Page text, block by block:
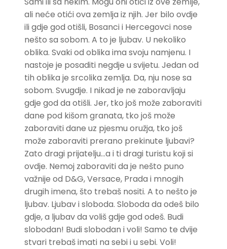
ali neće otići ova zemlja iz njih. Jer bilo ovdje
ili gdje god otišli, Bosanci i Hercegovci nose
nešto sa sobom. A to je ljubav. U nekoliko
oblika. Svaki od oblika ima svoju namjenu. I
nastoje je posaditi negdje u svijetu. Jedan od
tih oblika je srcolika zemlja. Da, nju nose sa
sobom. Svugdje. I nikad je ne zaboravljaju
gdje god da otišli. Jer, tko još može zaboraviti
dane pod kišom granata, tko još može
zaboraviti dane uz pjesmu oružja, tko još
može zaboraviti prerano prekinute ljubavi?
Zato dragi prijatelju…a i ti dragi turistu koji si
ovdje. Nemoj zaboraviti da je nešto puno
važnije od D&G, Versace, Prada i mnogih
drugih imena, što trebaš nositi. A to nešto je
ljubav. Ljubav i sloboda. Sloboda da odeš bilo
gdje, a ljubav da voliš gdje god odeš. Budi
slobodan! Budi slobodan i voli! Samo te dvije
stvari trebaš imati na sebi i u sebi. Voli!